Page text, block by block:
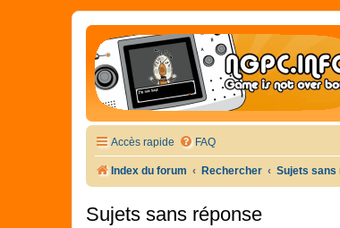
Accès rapide FAQ
Index du forum Rechercher Sujets sans
Sujets sans réponse